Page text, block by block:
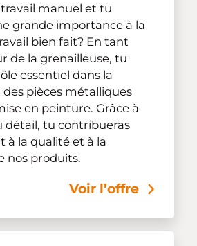
manuel et tu
grande importance à la
bien fait? En tant
de la grenailleuse, tu
essentiel dans la
pièces métalliques
en peinture. Grâce à
détail, tu contribueras
à la qualité et à la
nos produits.
Voir l’offre